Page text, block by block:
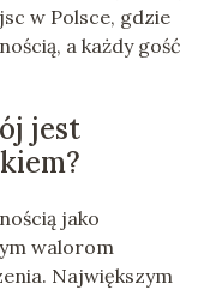
w Polsce, gdzie
a każdy gość
jest
jako
walorom
Największym